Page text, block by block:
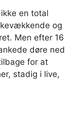
en total
og
Men efter 16
døre ned
for at
stadig i live,